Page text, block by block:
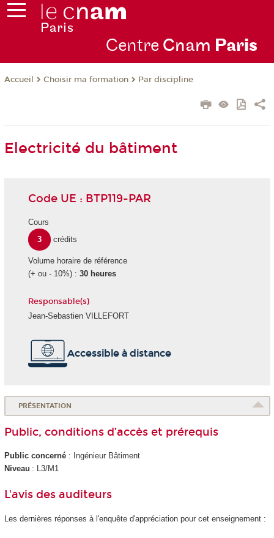
Centre Cnam Paris
Accueil Choisir ma formation Par discipline
Electricité du bâtiment
Code UE : BTP119-PAR
Cours
3
crédits
Volume horaire de référence
(+ ou - 10%) : 30 heures
Responsable(s)
Jean-Sebastien VILLEFORT
Accessible à distance
PRÉSENTATION
Public, conditions d’accès et prérequis
Public concerné: Ingénieur Bâtiment
Niveau : L3/M1
L'avis des auditeurs
Les dernières réponses à l'enquête d'appréciation pour cet enseignement :